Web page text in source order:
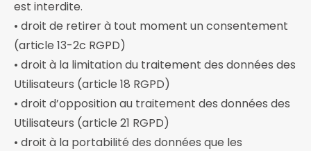
est interdite.
• droit de retirer à tout moment un consentement
(article 13-2c RGPD)
• droit à la limitation du traitement des données des
Utilisateurs (article 18 RGPD)
• droit d’opposition au traitement des données des
Utilisateurs (article 21 RGPD)
• droit à la portabilité des données que les